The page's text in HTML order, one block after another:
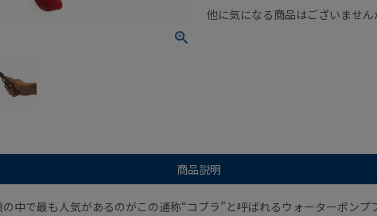
他に気になる商品はございません
商品説明
中で最も人気があるのがこの通称“コブラ”と呼ばれるウォーターポンプ